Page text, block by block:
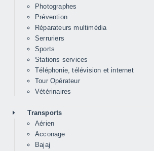
Photographes
Prévention
Réparateurs multimédia
Serruriers
Sports
Stations services
Téléphonie, télévision et internet
Tour Opérateur
Vétérinaires
Transports
Aérien
Acconage
Bajaj